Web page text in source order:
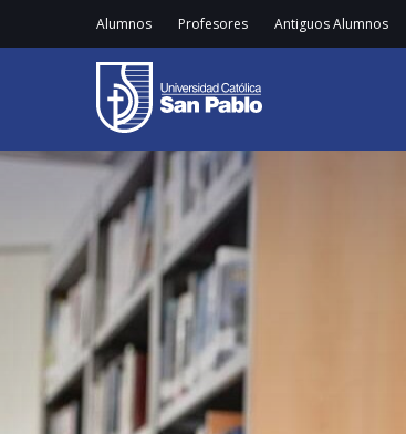
Alumnos Profesores Antiguos Alumnos